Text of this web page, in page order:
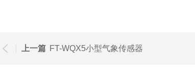
上一篇 FT-WQX5小型气象传感器